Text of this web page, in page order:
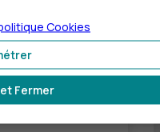
- OBNL -
Fermer
Cookies